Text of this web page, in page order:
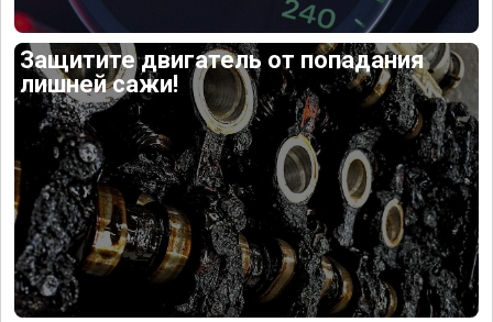
Защитите двигатель от попадания
лишней сажи!